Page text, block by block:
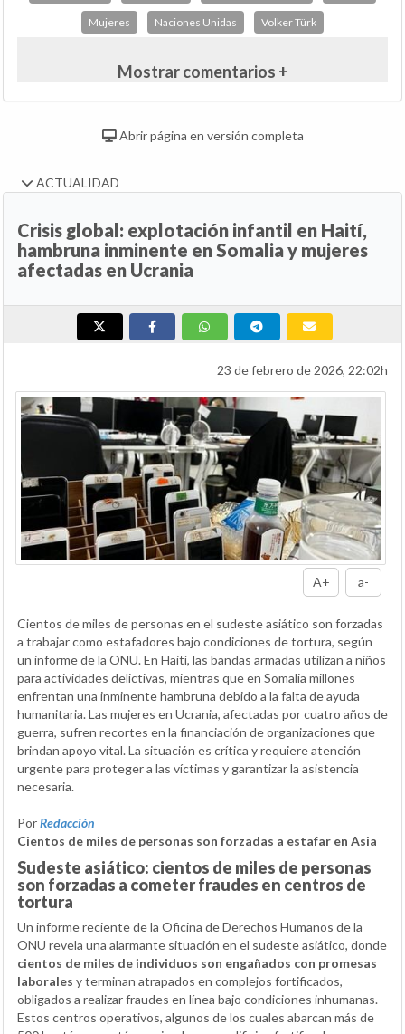
Mujeres Naciones Unidas Volker Türk
Mostrar comentarios +
Abrir página en versión completa
ACTUALIDAD
Crisis global: explotación infantil en Haití,
hambruna inminente en Somalia y mujeres
afectadas en Ucrania
23 de febrero de 2026, 22:02h
A+ a-
Cientos de miles de personas en el sudeste asiático son forzadas
a trabajar como estafadores bajo condiciones de tortura, según
un informe de la ONU. En Haití, las bandas armadas utilizan a niños
para actividades delictivas, mientras que en Somalia millones
enfrentan una inminente hambruna debido a la falta de ayuda
humanitaria. Las mujeres en Ucrania, afectadas por cuatro años de
guerra, sufren recortes en la financiación de organizaciones que
brindan apoyo vital. La situación es crítica y requiere atención
urgente para proteger a las víctimas y garantizar la asistencia
necesaria.
PorRedacción
Cientos de miles de personas son forzadas a estafar en Asia
Sudeste asiático: cientos de miles de personas
son forzadas a cometer fraudes en centros de
tortura
Un informe reciente de la Oficina de Derechos Humanos de la
ONU revela una alarmante situación en el sudeste asiático, donde
cientos de miles de individuos son engañados con promesas
laborales y terminan atrapados en complejos fortificados,
obligados a realizar fraudes en línea bajo condiciones inhumanas.
Estos centros operativos, algunos de los cuales abarcan más de